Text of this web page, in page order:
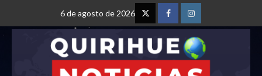
6 de agosto de 2026